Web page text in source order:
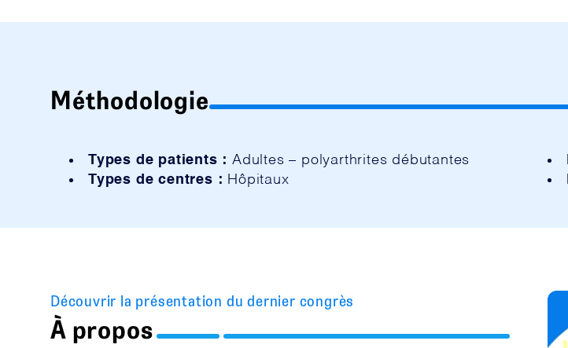
Méthodologie
Types de patients : Adultes – polyarthrites débutantes
Types de centres : Hôpitaux
Découvrir la présentation du dernier congrès
À propos